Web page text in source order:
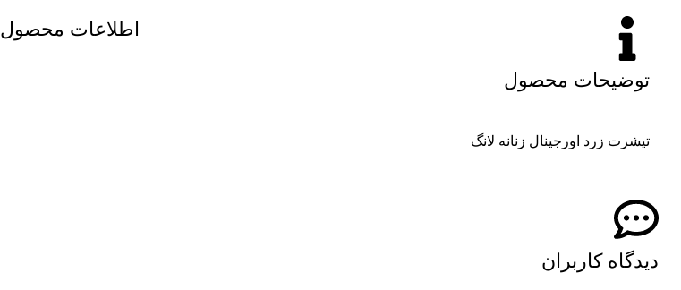
توضیحات محصول
تیشرت زرد اورجینال زنانه لانگ
اطلاعات محصول
دیدگاه کاربران